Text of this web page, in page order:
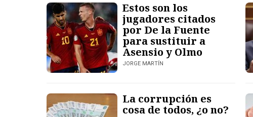
Estos son los
jugadores citados
por De la Fuente
para sustituir a
Asensio y Olmo
JORGE MARTÍN
La corrupción es
cosa de todos, ¿o no?